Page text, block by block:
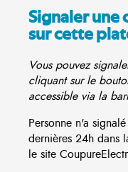
Signaler une
sur cette
Vous pouvez
cliquant sur le
accessible via la
Personne n'a
dernières 24h dans
le site